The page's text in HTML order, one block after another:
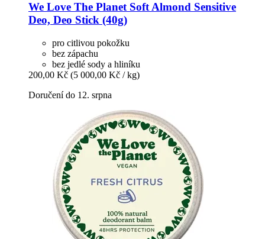
We Love The PlanetSoft Almond Sensitive
Deo, Deo Stick (40g)
pro citlivou pokožku
bez zápachu
bez jedlé sody a hliníku
200,00 Kč (5 000,00 Kč / kg)
Doručení do 12. srpna